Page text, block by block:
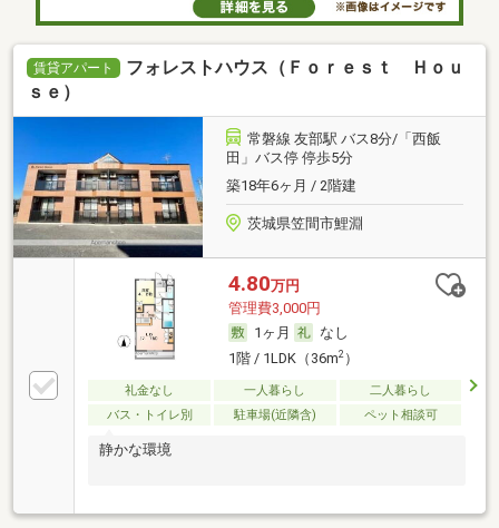
賃貸アパート
フォレストハウス（Ｆｏｒｅｓｔ Ｈｏｕ
ｓｅ）
常磐線 友部駅 バス8分/「西飯
田」バス停 停歩5分
築18年6ヶ月 / 2階建
茨城県笠間市鯉淵
4.80万円
管理費3,000円
1ヶ月
なし
1階 / 1LDK（36m2）
礼金なし 一人暮らし
二人暮らし
バス・トイレ別
駐車場(近隣含) ペット相談可
静かな環境